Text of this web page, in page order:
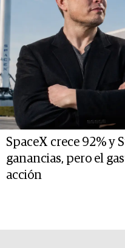
SpaceX crece 92% y
ganancias, pero el
acción